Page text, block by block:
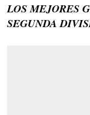
LOS MEJORES
SEGUNDA